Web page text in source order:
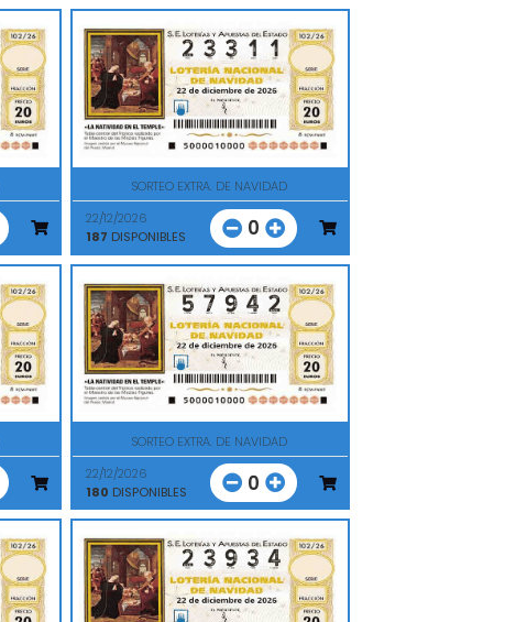
SORTEO EXTRA. DE NAVIDAD
22/12/2026
187 DISPONIBLES 0
SORTEO EXTRA. DE NAVIDAD
22/12/2026
180 DISPONIBLES 0